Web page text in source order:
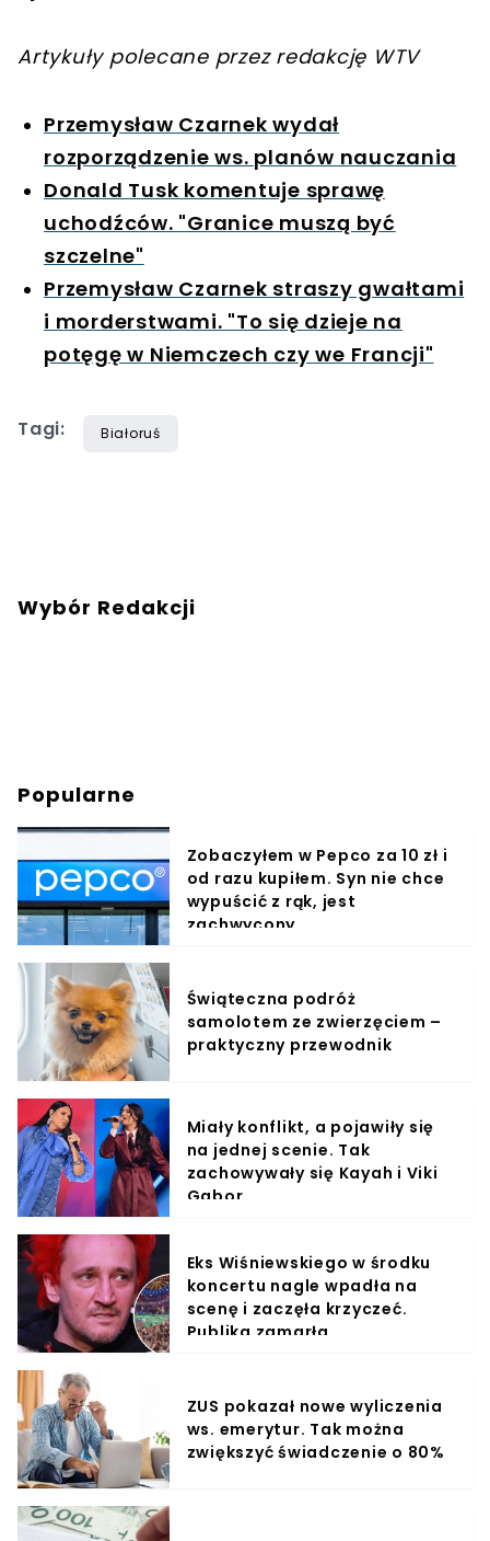
Artykuły polecane przez redakcję WTV
Przemysław Czarnek wydał
rozporządzenie ws. planów nauczania
Donald Tusk komentuje sprawę
uchodźców. "Granice muszą być
szczelne"
Przemysław Czarnek straszy gwałtami
i morderstwami. "To się dzieje na
potęgę w Niemczech czy we Francji"
Tagi: Białoruś
Wybór Redakcji
Popularne
Zobaczyłem w Pepco za 10 zł i
od razu kupiłem. Syn nie chce
wypuścić z rąk, jest
zachwycony
Świąteczna podróż
samolotem ze zwierzęciem –
praktyczny przewodnik
Miały konflikt, a pojawiły się
na jednej scenie. Tak
zachowywały się Kayah i Viki
Gabor
Eks Wiśniewskiego w środku
koncertu nagle wpadła na
scenę i zaczęła krzyczeć.
Publika zamarła
ZUS pokazał nowe wyliczenia
ws. emerytur. Tak można
zwiększyć świadczenie o 80%